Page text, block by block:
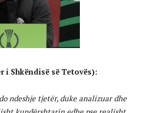
i Shkëndisë së Tetovës):
ndeshje tjetër, duke analizuar dhe